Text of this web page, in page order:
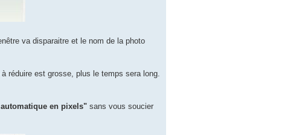
va disparaitre et le nom de la photo
réduire est grosse, plus le temps sera long.
en pixels"sans vous soucier